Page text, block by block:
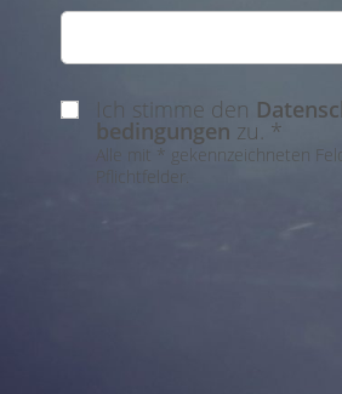
Ich stimme den
bedingungen zu. *
Alle mit * gekennzeichneten
Pflichtfelder.